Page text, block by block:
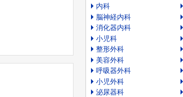
内科
脳神経内科
消化器内科
小児科
整形外科
美容外科
呼吸器外科
小児外科
泌尿器科